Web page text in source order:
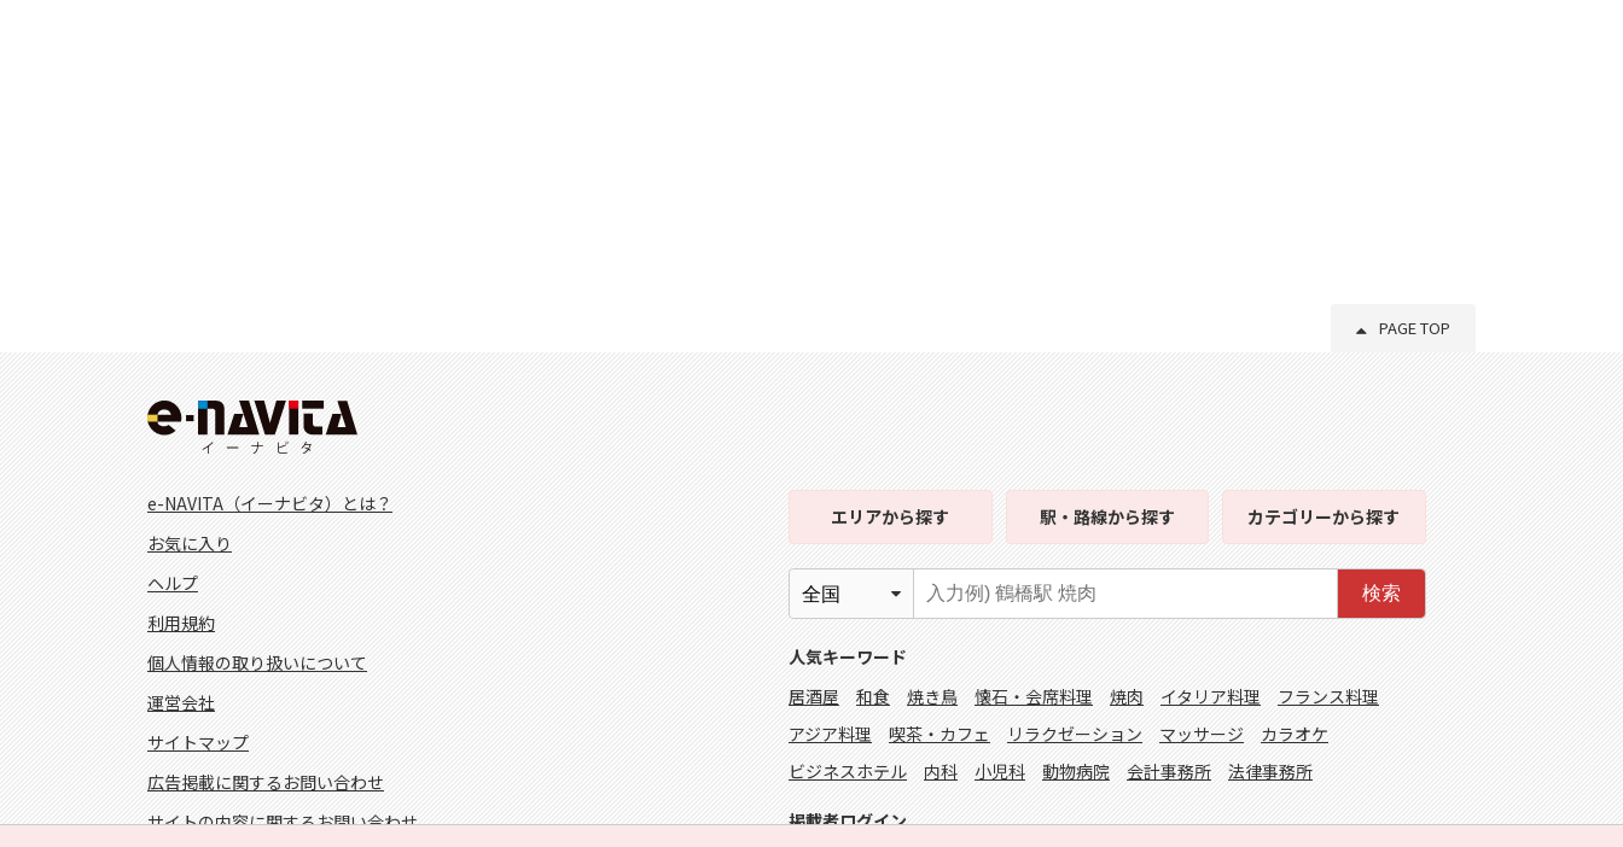
PAGE TOP
e-NAVITA（イーナビタ）とは？
お気に入り
ヘルプ
利用規約
個人情報の取り扱いについて
運営会社
サイトマップ
広告掲載に関するお問い合わせ
サイトの内容に関するお問い合わせ
エリアから探す 駅・路線から探す カテゴリーから探す
検索
人気キーワード
居酒屋
和食 焼き鳥 懐石・会席料理 焼肉 イタリア料理
フランス料理
アジア料理
喫茶・カフェ リラクゼーション マッサージ
カラオケ
ビジネスホテル
内科 小児科 動物病院 会計事務所 法律事務所
掲載者ログイン